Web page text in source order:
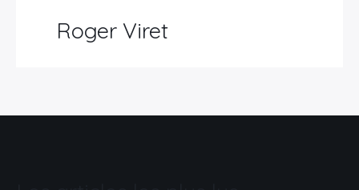
Roger Viret